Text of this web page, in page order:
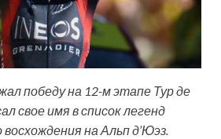
победу на 12-м этапе Тур де
свое имя в список легенд
на Альп д’Юэз.